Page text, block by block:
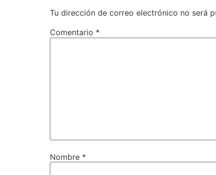
Tu dirección de correo electrónico no será
Comentario *
Nombre *